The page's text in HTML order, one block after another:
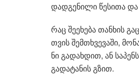
დად­გე­ნი­ლი წე­სი­თა და
რაც შე­ე­ხე­ბა თან­ხის
თვის შემ­თხვე­ვა­ში,
ნი გა­დახ­დით, ან
გა­და­ტა­ნის გზით.